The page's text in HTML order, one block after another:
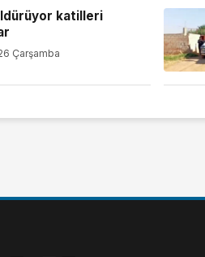
katilleri
Çarşamba